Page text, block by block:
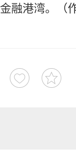
金融港湾。（